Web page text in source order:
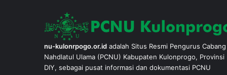
nu-kulonrpogo.or.id adalah Situs Resmi Pengurus Cabang
Nahdlatul Ulama (PCNU) Kabupaten Kulonprogo, Provinsi
DIY, sebagai pusat informasi dan dokumentasi PCNU